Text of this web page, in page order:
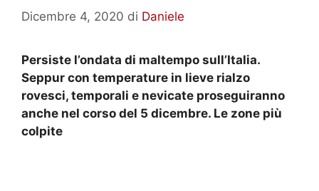
Dicembre 4, 2020 di Daniele
Persiste l’ondata di maltempo sull’Italia.
Seppur con temperature in lieve rialzo
rovesci, temporali e nevicate proseguiranno
anche nel corso del 5 dicembre. Le zone più
colpite